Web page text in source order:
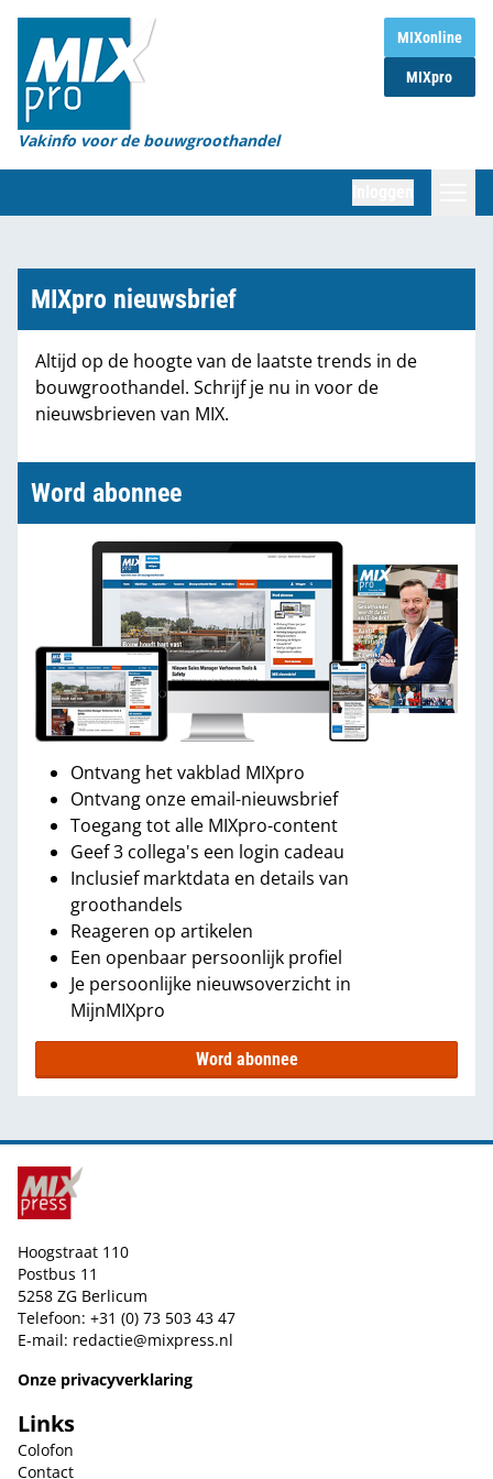
MIXonline
MIXpro
Vakinfo voor de bouwgroothandel
Home
Magazines
Organisaties
Marktcijfers
Partners
MIXpro nieuwsbrief
Altijd op de hoogte van de laatste trends in de
bouwgroothandel. Schrijf je nu in voor de
nieuwsbrieven van MIX.
Word abonnee
Ontvang het vakblad MIXpro
Ontvang onze email-nieuwsbrief
Toegang tot alle MIXpro-content
Geef 3 collega's een login cadeau
Inclusief marktdata en details van
groothandels
Reageren op artikelen
Een openbaar persoonlijk profiel
Je persoonlijke nieuwsoverzicht in
MijnMIXpro
Word abonnee
Hoogstraat 110
Postbus 11
5258 ZG Berlicum
Telefoon: +31 (0) 73 503 43 47
E-mail: redactie@mixpress.nl
Onze privacyverklaring
Links
Colofon
Contact